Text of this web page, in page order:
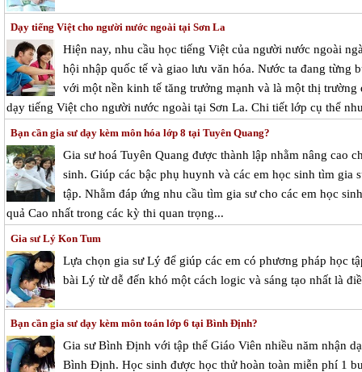
Dạy tiếng Việt cho người nước ngoài tại Sơn La
Hiện nay, nhu cầu học tiếng Việt của người nước ngoài
hội nhập quốc tế và giao lưu văn hóa. Nước ta đang từng
với một nền kinh tế tăng trưởng mạnh và là một thị
dạy tiếng Việt cho người nước ngoài tại Sơn La. Chi tiết lớp cụ thể
Bạn cần gia sư dạy kèm môn hóa lớp 8 tại Tuyên Quang?
Gia sư hoá Tuyên Quang được thành lập nhằm nâng cao
sinh. Giúp các bậc phụ huynh và các em học sinh tìm gia
tập. Nhằm đáp ứng nhu cầu tìm gia sư cho các em học
quả Cao nhất trong các kỳ thi quan trọng...
Gia sư Lý Kon Tum
Lựa chọn gia sư Lý để giúp các em có phương pháp học
bài Lý từ dễ đến khó một cách logic và sáng tạo nhất là
Bạn cần gia sư dạy kèm môn toán lớp 6 tại Bình Định?
Gia sư Bình Định với tập thể Giáo Viên nhiều năm nhận
Bình Định. Học sinh được học thử hoàn toàn miễn phí 1